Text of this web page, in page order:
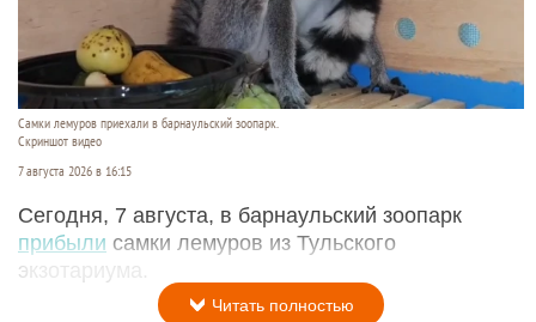
Самки лемуров приехали в барнаульский зоопарк.
Скриншот видео
7 августа 2026 в 16:15
Сегодня, 7 августа, в барнаульский зоопарк
прибыли самки лемуров из Тульского
экзотариума.
Читать полностью